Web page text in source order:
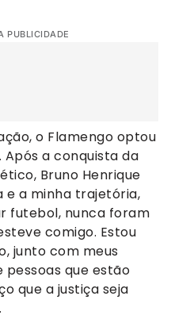
PUBLICIDADE
o Flamengo optou
a conquista da
Bruno Henrique
e a minha trajetória,
futebol, nunca foram
comigo. Estou
junto com meus
pessoas que estão
que a justiça seja